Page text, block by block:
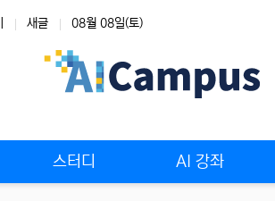
새글 08월 08일(토)
스터디 AI 강좌